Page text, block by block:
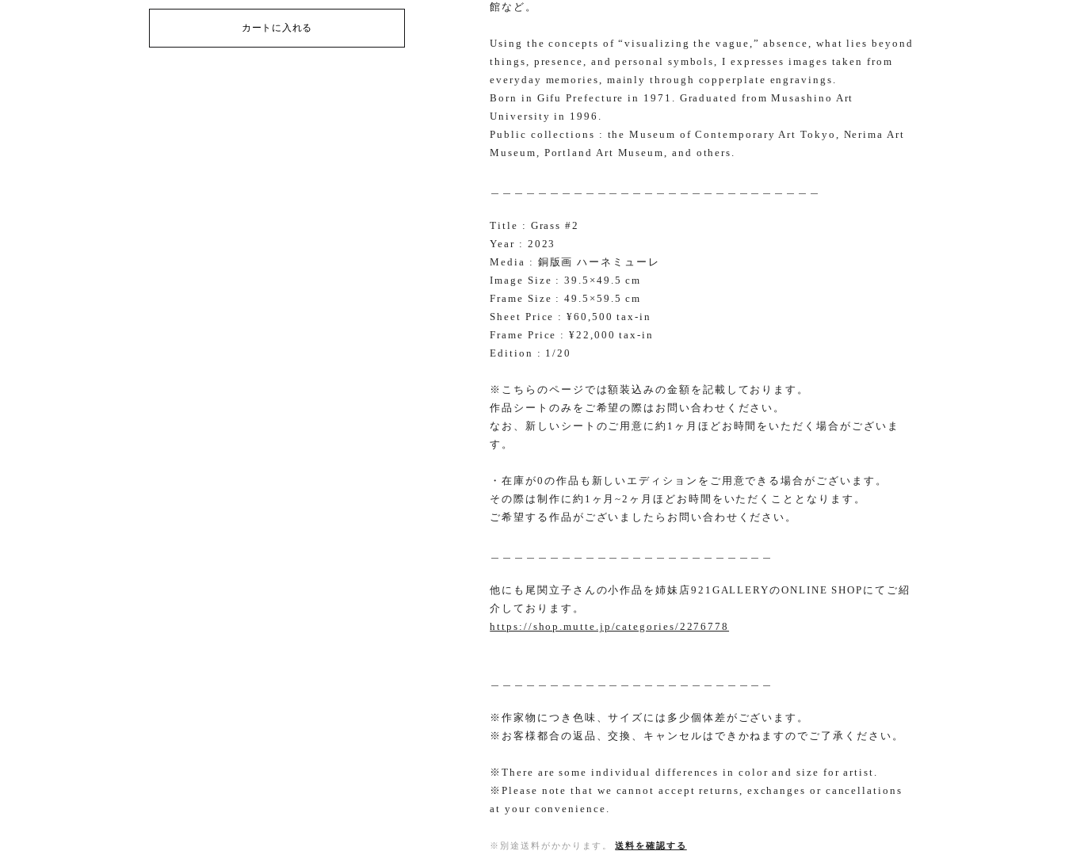
カートに入れる
館など。
Using the concepts of “visualizing the vague,” absence, what lies beyond
things, presence, and personal symbols, I expresses images taken from
everyday memories, mainly through copperplate engravings.
Born in Gifu Prefecture in 1971. Graduated from Musashino Art
University in 1996.
Public collections : the Museum of Contemporary Art Tokyo, Nerima Art
Museum, Portland Art Museum, and others.
Title : Grass #2
Year : 2023
Media : 銅版画 ハーネミューレ
Image Size : 39.5×49.5 cm
Frame Size : 49.5×59.5 cm
Sheet Price : ¥60,500 tax-in
Frame Price : ¥22,000 tax-in
Edition : 1/20
※こちらのページでは額装込みの金額を記載しております。
作品シートのみをご希望の際はお問い合わせください。
なお、新しいシートのご用意に約1ヶ月ほどお時間をいただく場合がございま
す。
・在庫が0の作品も新しいエディションをご用意できる場合がございます。
その際は制作に約1ヶ月~2ヶ月ほどお時間をいただくこととなります。
ご希望する作品がございましたらお問い合わせください。
他にも尾関立子さんの小作品を姉妹店921GALLERYのONLINE SHOPにてご紹
介しております。
https://shop.mutte.jp/categories/2276778
※作家物につき色味、サイズには多少個体差がございます。
※お客様都合の返品、交換、キャンセルはできかねますのでご了承ください。
※There are some individual differences in color and size for artist.
※Please note that we cannot accept returns, exchanges or cancellations
at your convenience.
※別途送料がかかります。
送料を確認する